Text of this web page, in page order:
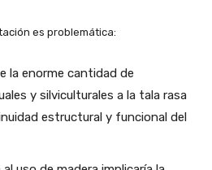
es problemática:
la enorme cantidad de
y silviculturales a la tala rasa
estructural y funcional del